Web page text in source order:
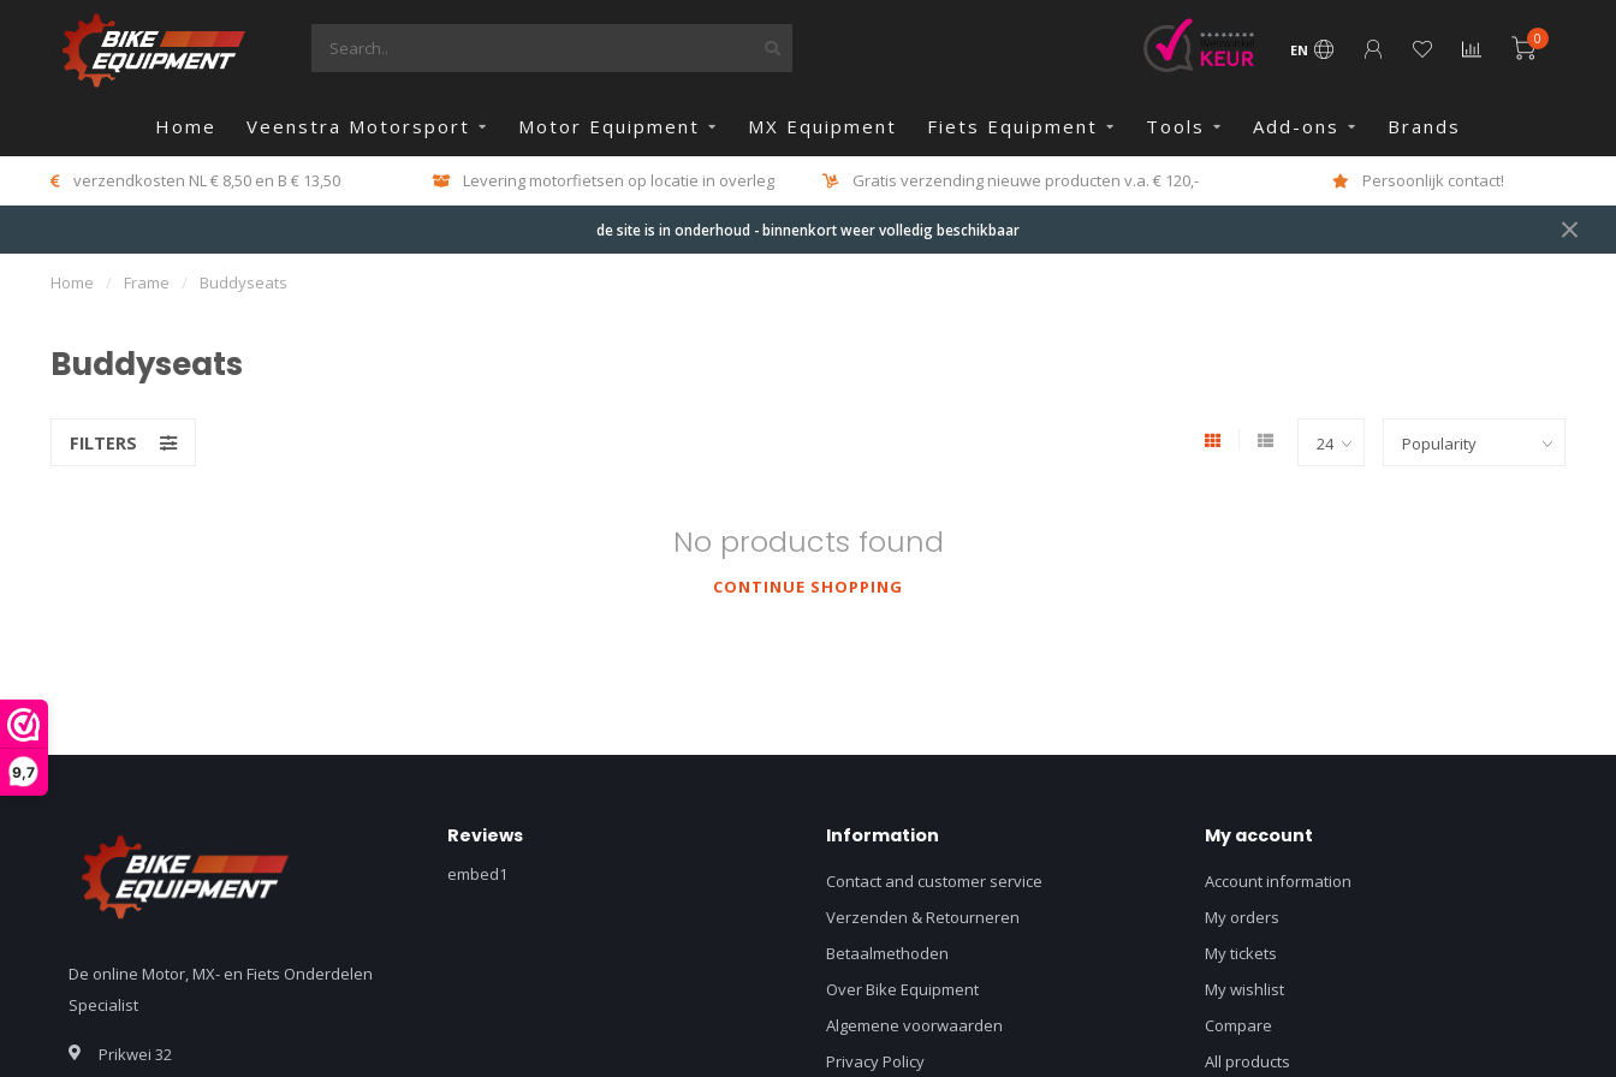
9,7
EN
0
Home Veenstra Motorsport Motor Equipment MX Equipment Fiets Equipment Tools Add-ons Brands
verzendkosten NL € 8,50 en B € 13,50 Levering motorfietsen op locatie in overleg Gratis verzending nieuwe producten v.a. € 120,- Persoonlijk contact!
de site is in onderhoud - binnenkort weer volledig beschikbaar
Home / Frame / Buddyseats
Buddyseats
FILTERS
No products found
CONTINUE SHOPPING
De online Motor, MX- en Fiets Onderdelen
Specialist
Prikwei 32
Reviews
embed1
Information
Contact and customer service
Verzenden & Retourneren
Betaalmethoden
Over Bike Equipment
Algemene voorwaarden
Privacy Policy
My account
Account information
My orders
My tickets
My wishlist
Compare
All products